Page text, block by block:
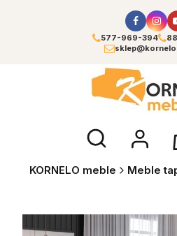
577-969-394
Otwórz
KORNELO meble Meble